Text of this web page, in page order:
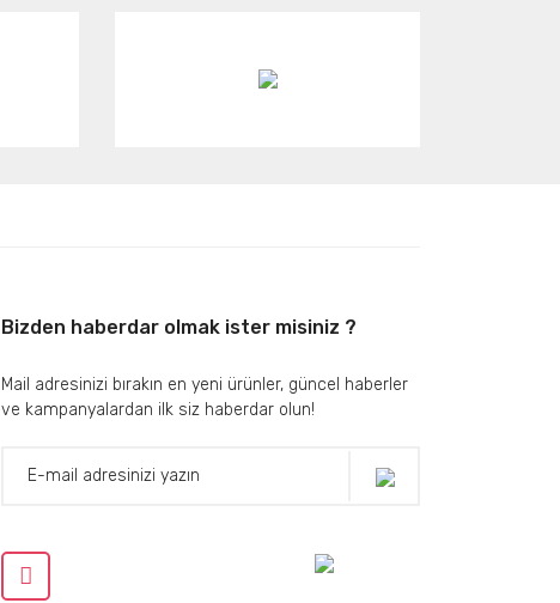
Bizden haberdar olmak ister misiniz ?
Mail adresinizi bırakın en yeni ürünler, güncel haberler
ve kampanyalardan ilk siz haberdar olun!